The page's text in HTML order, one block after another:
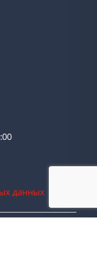
данных